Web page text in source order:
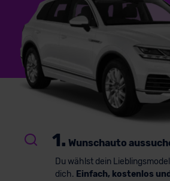
1. Wunschauto
Du wählst dein
dich. Einfach, kostenlos